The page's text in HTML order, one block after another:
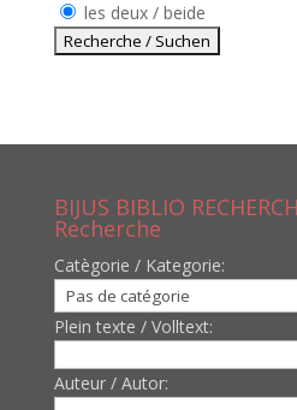
les deux / beide
BIJUS BIBLIO
Recherche
Catègorie / Kategorie:
Plein texte / Volltext:
Auteur / Autor: